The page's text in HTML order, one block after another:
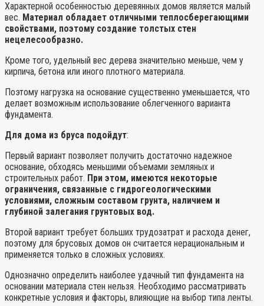
Характерной особенностью деревянных домов является малый
вес. Материал обладает отличными теплосберегающими
свойствами, поэтому создание толстых стен
нецелесообразно.
Кроме того, удельный вес дерева значительно меньше, чем у
кирпича, бетона или иного плотного материала.
Поэтому нагрузка на основание существенно уменьшается, что
делает возможным использование облегченного варианта
фундамента.
Для дома из бруса подойдут:
Первый вариант позволяет получить достаточно надежное
основание, обходясь меньшими объемами земляных и
строительных работ. При этом, имеются некоторые
ограничения, связанные с гидрогеологическими
условиями, сложным составом грунта, наличием и
глубиной залегания грунтовых вод.
Второй вариант требует больших трудозатрат и расхода денег,
поэтому для брусовых домов он считается нерациональным и
применяется только в сложных условиях.
Однозначно определить наиболее удачный тип фундамента на
основании материала стен нельзя. Необходимо рассматривать
конкретные условия и факторы, влияющие на выбор типа ленты.